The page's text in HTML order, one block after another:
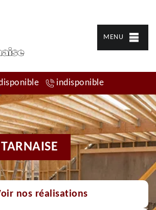
MENU
indisponible
nos réalisations